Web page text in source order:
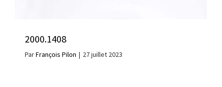
2000.1408
ParFrançois Pilon | 27 juillet 2023